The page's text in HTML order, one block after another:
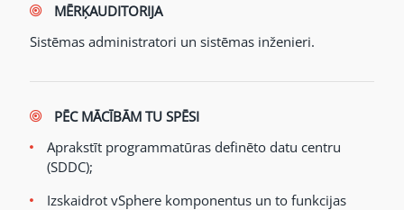
MĒRĶAUDITORIJA
Sistēmas administratori un sistēmas inženieri.
PĒC MĀCĪBĀM TU SPĒSI
Aprakstīt programmatūras definēto datu centru
(SDDC);
Izskaidrot vSphere komponentus un to funkcijas